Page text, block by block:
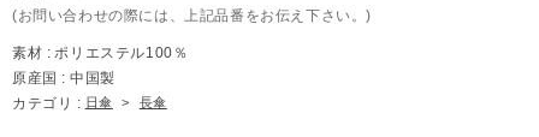
(お問い合わせの際には、上記品番をお伝え下さい。)
素材 : ポリエステル100％
原産国 : 中国製
カテゴリ : 日傘 > 長傘